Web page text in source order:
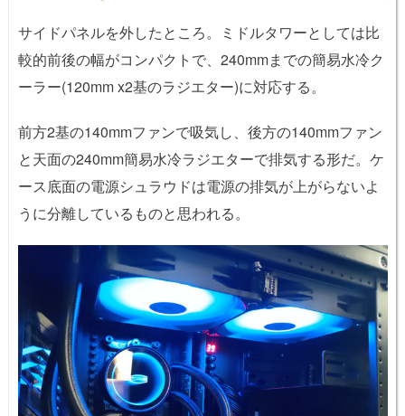
サイドパネルを外したところ。ミドルタワーとしては比
較的前後の幅がコンパクトで、240mmまでの簡易水冷ク
ーラー(120mm x2基のラジエター)に対応する。
前方2基の140mmファンで吸気し、後方の140mmファン
と天面の240mm簡易水冷ラジエターで排気する形だ。ケ
ース底面の電源シュラウドは電源の排気が上がらないよ
うに分離しているものと思われる。